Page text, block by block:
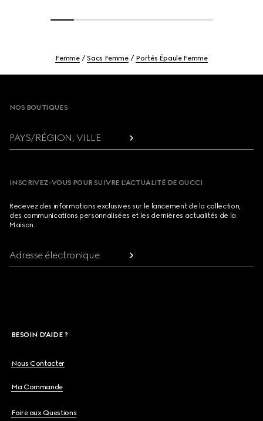
Femme Sacs Femme Portés Épaule Femme
NOS BOUTIQUES
PAYS/RÉGION, VILLE
INSCRIVEZ-VOUS POUR SUIVRE L’ACTUALITÉ DE GUCCI
Recevez des informations exclusives sur le lancement de la collection,
des communications personnalisées et les dernières actualités de la
Maison.
Adresse électronique
BESOIN D'AIDE ?
Nous Contacter
Ma Commande
Foire aux Questions